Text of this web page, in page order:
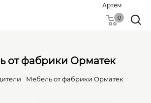
Артем
0
от фабрики Орматек
Мебель от фабрики Орматек